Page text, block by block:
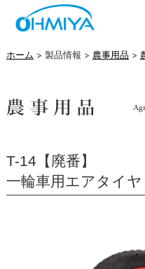
ホーム > 製品情報 > 農事用品 >
T-14【廃番】
一輪車用エアタイヤ